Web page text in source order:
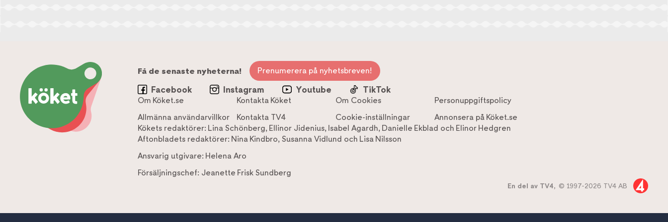
Få de senaste nyheterna! Prenumerera på nyhetsbreven!
Facebook Instagram Youtube TikTok
Om Köket.se Kontakta Köket Om Cookies
Personuppgiftspolicy
Allmänna användarvillkor
Kontakta TV4 Cookie-inställningar
Annonsera på Köket.se
Kökets redaktörer: Lina Schönberg, Ellinor Jidenius, Isabel Agardh, Danielle Ekblad och Elinor Hedgren
Aftonbladets redaktörer: Nina Kindbro, Susanna Vidlund och Lisa Nilsson
Ansvarig utgivare: Helena Aro
Försäljningschef: Jeanette Frisk Sundberg
En del av TV4, © 1997-2026 TV4 AB